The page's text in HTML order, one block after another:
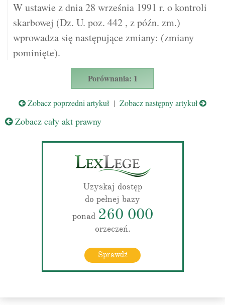
W ustawie z dnia 28 września 1991 r. o kontroli
skarbowej (Dz. U. poz. 442 , z późn. zm.)
wprowadza się następujące zmiany: (zmiany
pominięte).
Porównania: 1
Zobacz poprzedni artykuł | Zobacz następny artykuł
Zobacz cały akt prawny
Uzyskaj dostęp
do pełnej bazy
ponad 260 000
orzeczeń.
Sprawdź